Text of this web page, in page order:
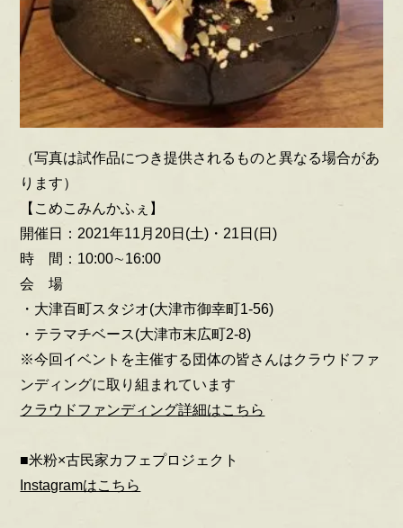
（写真は試作品につき提供されるものと異なる場合があ
ります）
【こめこみんかふぇ】
開催日：2021年11月20日(土)・21日(日)
時 間：10:00∼16:00
会 場
・大津百町スタジオ(大津市御幸町1-56)
・テラマチベース(大津市末広町2-8)
※今回イベントを主催する団体の皆さんはクラウドファ
ンディングに取り組まれています
クラウドファンディング詳細はこちら
■米粉×古民家カフェプロジェクト
Instagramはこちら